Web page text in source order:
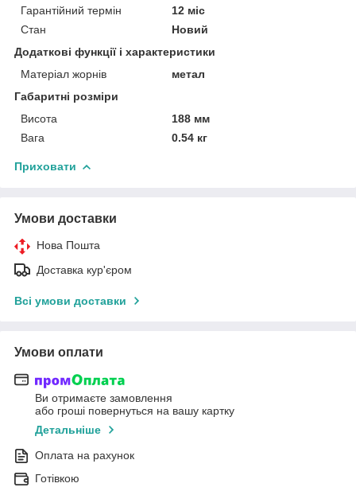
Гарантійний термін
12 міс
Стан
Новий
Додаткові функції і характеристики
Матеріал жорнів
метал
Габаритні розміри
Висота
188 мм
Вага
0.54 кг
Приховати
Умови доставки
Нова Пошта
Доставка кур'єром
Всі умови доставки
Умови оплати
Ви отримаєте замовлення
або гроші повернуться на вашу картку
Детальніше
Оплата на рахунок
Готівкою